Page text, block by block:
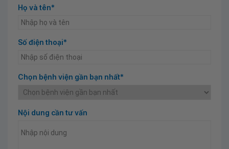
Họ và tên*
Số điện thoại*
Chọn bệnh viện gần bạn nhất*
Nội dung cần tư vấn